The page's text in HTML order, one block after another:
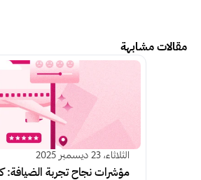
مقالات مشابهة
الثلاثاء، 23 ديسمبر 2025